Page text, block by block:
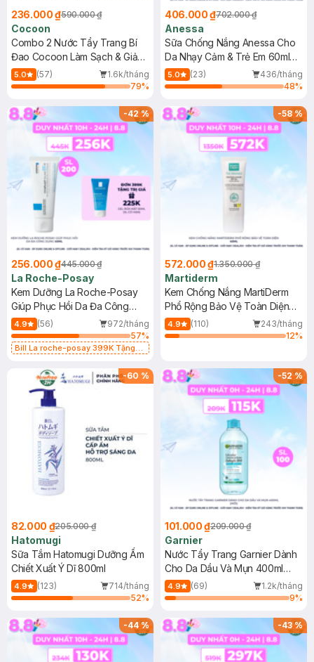
236.000 ₫590.000 ₫
Cocoon
Combo 2 Nước Tẩy Trang Bí
Đao Cocoon Làm Sạch & Giảm
Dầu 500ml
5.0 (57)
1.6k/tháng
79%
406.000 ₫702.000 ₫
Anessa
Sữa Chống Nắng Anessa Cho
Da Nhạy Cảm & Trẻ Em 60ml
(Mới)
5.0 (23)
436/tháng
48%
-42%
256.000 ₫445.000 ₫
La Roche-Posay
Kem Dưỡng La Roche-Posay
Giúp Phục Hồi Da Đa Công
Dụng 40ml
4.9 (56)
972/tháng
57%
Bill La roche-posay 399K Tặng
(SL có hạn)
-58%
572.000 ₫1.350.000 ₫
Martiderm
Kem Chống Nắng MartiDerm
Phổ Rộng Bảo Vệ Toàn Diện
40ml
4.9 (110)
243/tháng
12%
-60 %
82.000 ₫205.000 ₫
Hatomugi
Sữa Tắm Hatomugi Dưỡng Ẩm
Chiết Xuất Ý Dĩ 800ml
4.9 (123)
714/tháng
52%
-52%
101.000 ₫209.000 ₫
Garnier
Nước Tẩy Trang Garnier Dành
Cho Da Dầu Và Mụn 400ml
(Mới)
4.9 (69)
1.2k/tháng
9%
-44% -43%